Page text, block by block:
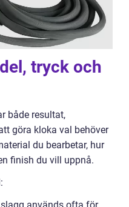
tryck och
både resultat,
göra kloka val behöver
du bearbetar, hur
finish du vill uppnå.